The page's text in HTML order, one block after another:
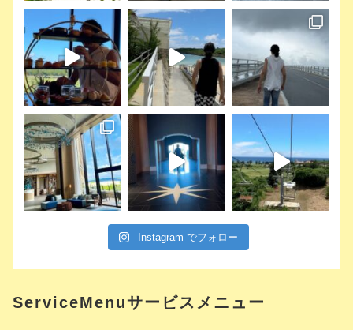
Instagram でフォロー
ServiceMenuサービスメニュー